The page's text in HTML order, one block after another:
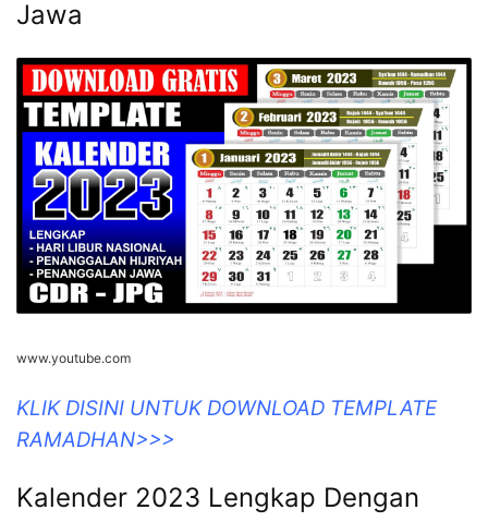
Jawa
www.youtube.com
KLIK DISINI UNTUK DOWNLOAD TEMPLATE
RAMADHAN>>>
Kalender 2023 Lengkap Dengan